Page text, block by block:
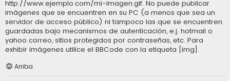
http://www.ejemplo.com/mi-imagen.gif. No puede publicar
imágenes que se encuentren en su PC (a menos que sea un
servidor de acceso público) ni tampoco las que se encuentren
guardadas bajo mecanismos de autenticación, e.j. hotmail o
yahoo correo, sitios protegidos por contraseñas, etc. Para
exhibir imágenes utilice el BBCode con la etiqueta [img].
Arriba